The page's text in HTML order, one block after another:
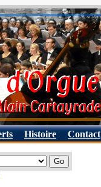
Histoire Contact